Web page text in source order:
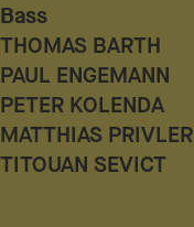
Bass
THOMAS BARTH
PAUL ENGEMANN
PETER KOLENDA
MATTHIAS PRIVLER
TITOUAN SEVICT